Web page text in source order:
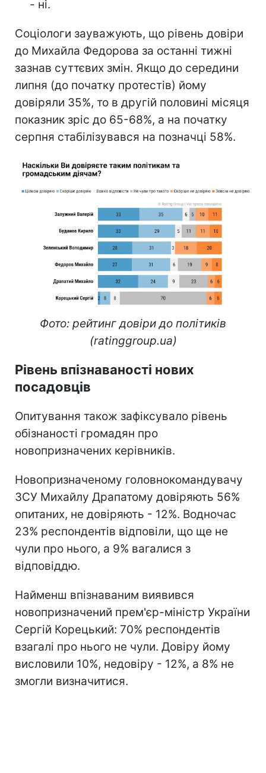
- ні.
Соціологи зауважують, що рівень довіри
до Михайла Федорова за останні тижні
зазнав суттєвих змін. Якщо до середини
липня (до початку протестів) йому
довіряли 35%, то в другій половині місяця
показник зріс до 65-68%, а на початку
серпня стабілізувався на позначці 58%.
Фото: рейтинг довіри до політиків
(ratinggroup.ua)
Рівень впізнаваності нових
посадовців
Опитування також зафіксувало рівень
обізнаності громадян про
новопризначених керівників.
Новопризначеному головнокомандувачу
ЗСУ Михайлу Драпатому довіряють 56%
опитаних, не довіряють - 12%. Водночас
23% респондентів відповіли, що ще не
чули про нього, а 9% вагалися з
відповіддю.
Найменш впізнаваним виявився
новопризначений прем'єр-міністр України
Сергій Корецький: 70% респондентів
взагалі про нього не чули. Довіру йому
висловили 10%, недовіру - 12%, а 8% не
змогли визначитися.